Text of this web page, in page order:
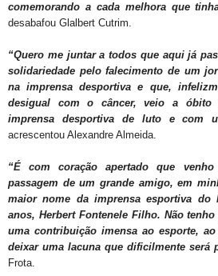
comemorando a cada melhora que
desabafou Glalbert Cutrim.
“Quero me juntar a todos que aqui já
solidariedade pelo falecimento de um
na imprensa desportiva e que,
desigual com o câncer, veio a óbito
imprensa desportiva de luto e com
acrescentou Alexandre Almeida.
“É com coração apertado que
passagem de um grande amigo, em
maior nome da imprensa esportiva do
anos, Herbert Fontenele Filho. Não
uma contribuição imensa ao esporte,
deixar uma lacuna que dificilmente será
Frota.